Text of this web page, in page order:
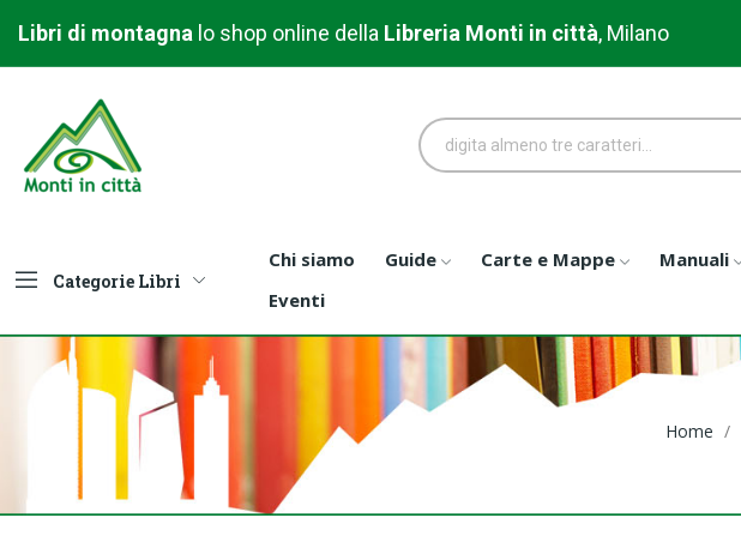
Libri di montagna o shop online della Libreria Monti in città, Milano
Categorie Libri
Chi siamo Guide Carte e Mappe Manuali
Eventi
Home